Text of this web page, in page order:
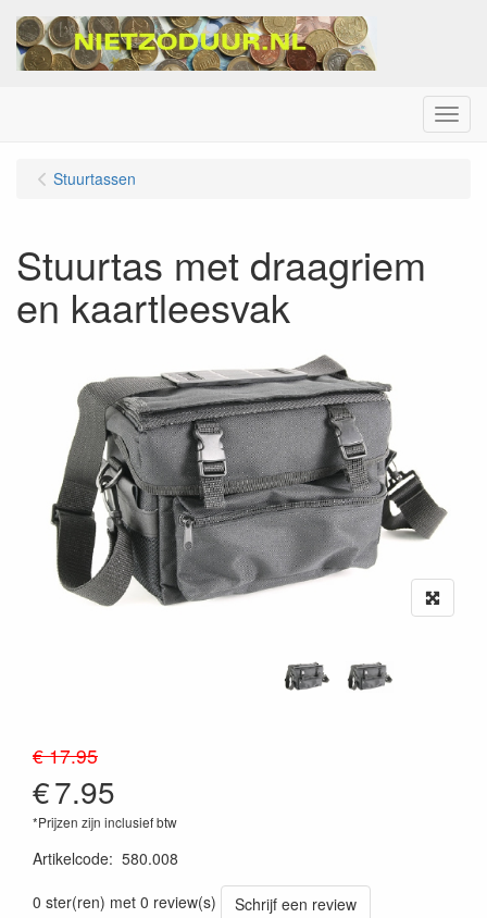
Menu
Stuurtassen
Stuurtas met draagriem
en kaartleesvak
€ 17.95
€7.95
*Prijzen zijn inclusief btw
Artikelcode: 580.008
0 ster(ren) met 0 review(s)
Schrijf een review